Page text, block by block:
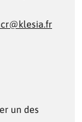
un des